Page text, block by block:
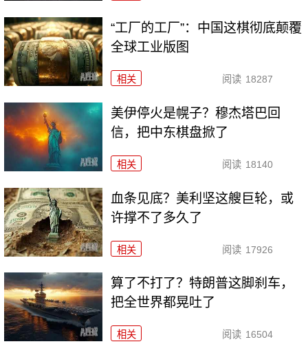
“工厂的工厂”：中国这棋彻底颠覆
全球工业版图
相关 阅读 18287
美伊停火是幌子？穆杰塔巴回
信，把中东棋盘掀了
相关 阅读 18140
血条见底？美利坚这艘巨轮，或
许撑不了多久了
相关 阅读 17926
算了不打了？特朗普这脚刹车，
把全世界都晃吐了
相关 阅读 16504